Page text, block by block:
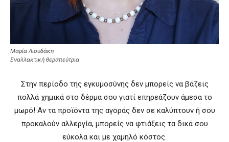
Μαρία Λιουδάκη
Εναλλακτική θεραπεύτρια
Στην περίοδο της εγκυμοσύνης δεν μπορείς να βάζεις
πολλά χημικά στο δέρμα σου γιατί επηρεάζουν άμεσα το
μωρό! Αν τα προϊόντα της αγοράς δεν σε καλύπτουν ή σου
προκαλούν αλλεργία, μπορείς να φτιάξεις τα δικά σου
εύκολα και με χαμηλό κόστος.